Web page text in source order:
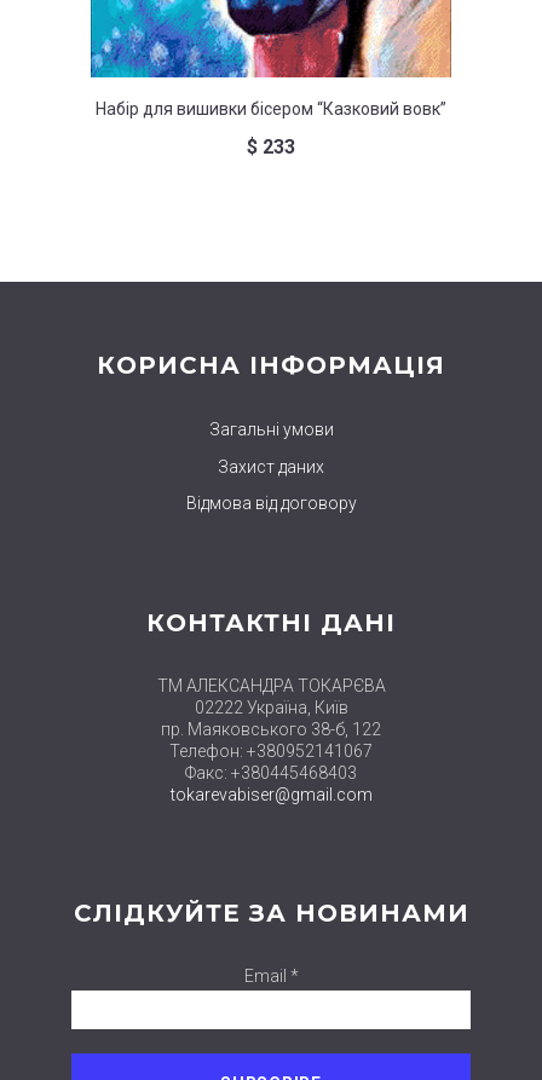
Набір для вишивки бісером “Казковий вовк”
$ 233
КОРИСНА ІНФОРМАЦІЯ
Загальні умови
Захист даних
Відмова від договору
КОНТАКТНІ ДАНІ
ТМ АЛЕКСАНДРА ТОКАРЄВА
02222 Україна, Київ
пр. Маяковського 38-б, 122
Телефон: +380952141067
Факс: +380445468403
tokarevabiser@gmail.com
СЛІДКУЙТЕ ЗА НОВИНАМИ
Email *